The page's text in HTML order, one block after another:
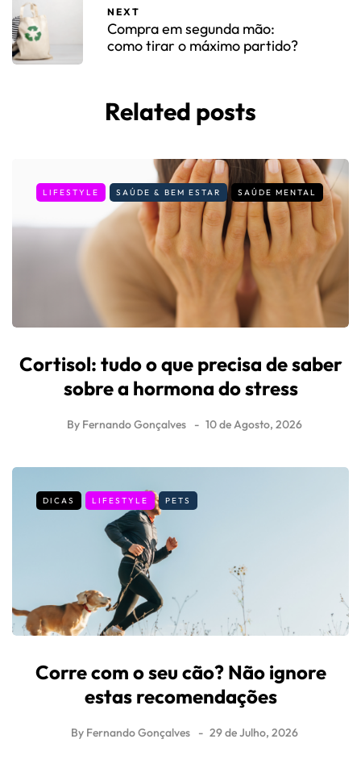
NEXT
Compra em segunda mão:
como tirar o máximo partido?
Related posts
LIFESTYLE SAÚDE & BEM ESTAR SAÚDE MENTAL
Cortisol: tudo o que precisa de saber
sobre a hormona do stress
By Fernando Gonçalves 10 de Agosto, 2026
DICAS LIFESTYLE PETS
Corre com o seu cão? Não ignore
estas recomendações
By Fernando Gonçalves 29 de Julho, 2026